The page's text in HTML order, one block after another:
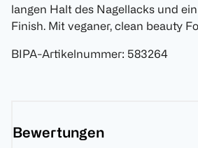
langen Halt des Nagellacks und
Finish. Mit veganer, clean beauty
BIPA-Artikelnummer: 583264
Bewertungen